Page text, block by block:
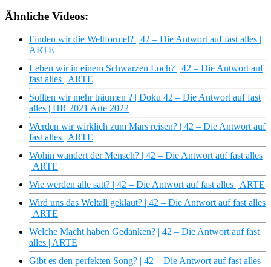
Ähnliche Videos:
Finden wir die Weltformel? | 42 – Die Antwort auf fast alles |
ARTE
Leben wir in einem Schwarzen Loch? | 42 – Die Antwort auf
fast alles | ARTE
Sollten wir mehr träumen ? | Doku 42 – Die Antwort auf fast
alles | HR 2021 Arte 2022
Werden wir wirklich zum Mars reisen? | 42 – Die Antwort auf
fast alles | ARTE
Wohin wandert der Mensch? | 42 – Die Antwort auf fast alles
| ARTE
Wie werden alle satt? | 42 – Die Antwort auf fast alles | ARTE
Wird uns das Weltall geklaut? | 42 – Die Antwort auf fast alles
| ARTE
Welche Macht haben Gedanken? | 42 – Die Antwort auf fast
alles | ARTE
Gibt es den perfekten Song? | 42 – Die Antwort auf fast alles